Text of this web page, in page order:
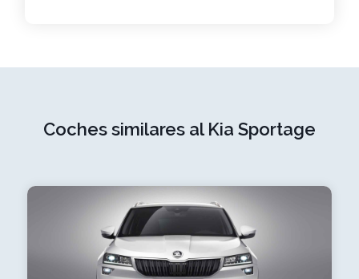
Coches similares al Kia Sportage